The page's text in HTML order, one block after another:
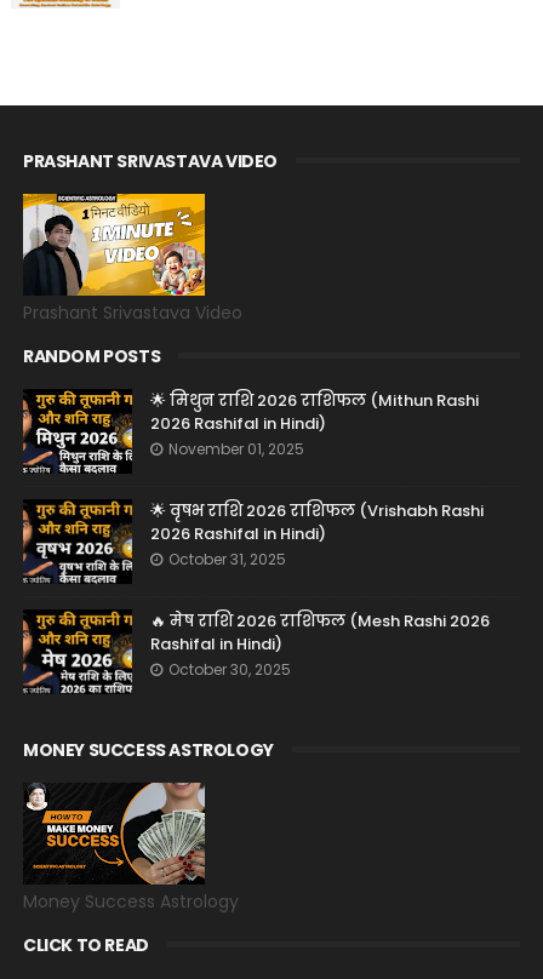
PRASHANT SRIVASTAVA VIDEO
Prashant Srivastava Video
RANDOM POSTS
🌟 मिथुन राशि 2026 राशिफल (Mithun Rashi
2026 Rashifal in Hindi)
November 01, 2025
🌟 वृषभ राशि 2026 राशिफल (Vrishabh Rashi
2026 Rashifal in Hindi)
October 31, 2025
🔥 मेष राशि 2026 राशिफल (Mesh Rashi 2026
Rashifal in Hindi)
October 30, 2025
MONEY SUCCESS ASTROLOGY
Money Success Astrology
CLICK TO READ